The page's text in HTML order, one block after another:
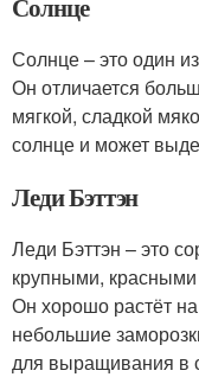
Солнце
Солнце – это один
Он отличается
мягкой, сладкой
солнце и может
Леди Бэттэн
Леди Бэттэн – это
крупными, красными
Он хорошо растёт
небольшие
для выращивания в